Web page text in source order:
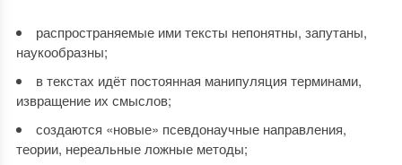
распространяемые ими тексты непонятны, запутаны,
наукообразны;
в текстах идёт постоянная манипуляция терминами,
извращение их смыслов;
создаются «новые» псевдонаучные направления,
теории, нереальные ложные методы;